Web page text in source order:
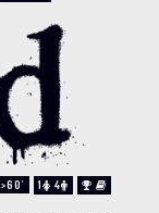
>60' 1 4